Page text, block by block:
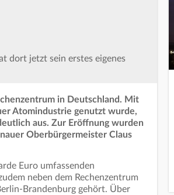
dort jetzt sein erstes eigenes
in Deutschland. Mit
Atomindustrie genutzt wurde,
aus. Zur Eröffnung wurden
Oberbürgermeister Claus
Euro umfassenden
neben dem Rechenzentrum
Brandenburg gehört. Über